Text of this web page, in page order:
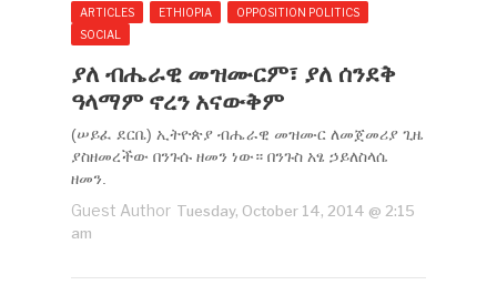
ARTICLES ETHIOPIA
OPPOSITION POLITICS
SOCIAL
ያለ ብሔራዊ መዝሙርም፣ ያለ ሰንደቅ
ዓላማም ኖረን አናውቅም
(ሠይፈ ደርቤ) ኢትዮጵያ ብሔራዊ መዝሙር ለመጀመሪያ ጊዜ
ያስዘመረችው በንጉሱ ዘመን ነው። በንጉስ አፄ ኃይለስላሴ
ዘመን.
Guest Author Tuesday, October 14, 2014 @ 2:15
am